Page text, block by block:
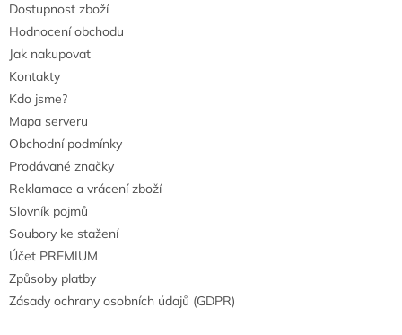
Dostupnost zboží
Hodnocení obchodu
Jak nakupovat
Kontakty
Kdo jsme?
Mapa serveru
Obchodní podmínky
Prodávané značky
Reklamace a vrácení zboží
Slovník pojmů
Soubory ke stažení
Účet PREMIUM
Způsoby platby
Zásady ochrany osobních údajů (GDPR)